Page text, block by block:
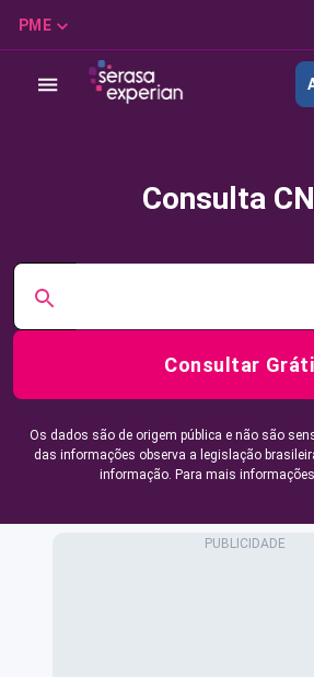
PME
Consulta
Consultar
Os dados são de origem pública e não são
das informações observa a legislação
informação. Para mais